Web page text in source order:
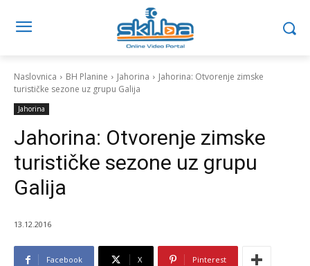
Naslovnica BH Planine Jahorina
Jahorina: Otvorenje zimske
turističke sezone uz grupu Galija
Jahorina
Jahorina: Otvorenje zimske
turističke sezone uz grupu
Galija
13.12.2016
Facebook X Pinterest